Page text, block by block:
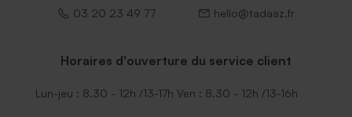
03 20 23 49 77 hello@tadaaz.fr
Horaires d'ouverture du service client
Lun-jeu : 8.30 - 12h /13-17h Ven : 8.30 - 12h /13-16h